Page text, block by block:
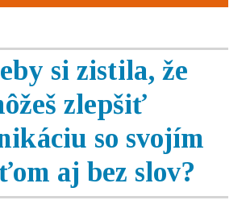
si zistila, že
zlepšiť
so svojím
aj bez slov?